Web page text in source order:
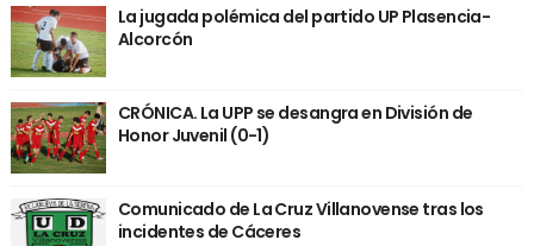
La jugada polémica del partido UP Plasencia-
Alcorcón
CRÓNICA. La UPP se desangra en División de
Honor Juvenil (0-1)
Comunicado de La Cruz Villanovense tras los
incidentes de Cáceres